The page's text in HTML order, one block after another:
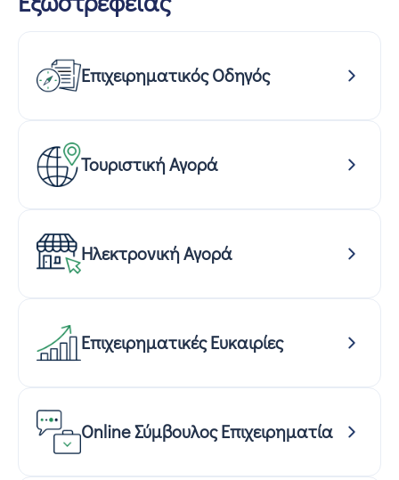
Επιχειρηματικός Οδηγός
Τουριστική Αγορά
Ηλεκτρονική Αγορά
Επιχειρηματικές Ευκαιρίες
Online Σύμβουλος Επιχειρηματία